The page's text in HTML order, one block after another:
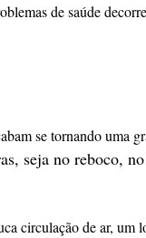
de saúde
se tornando uma
seja no reboco, no
circulação de ar, um